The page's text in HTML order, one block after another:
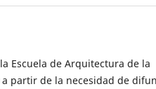
Escuela de Arquitectura de la
partir de la necesidad de